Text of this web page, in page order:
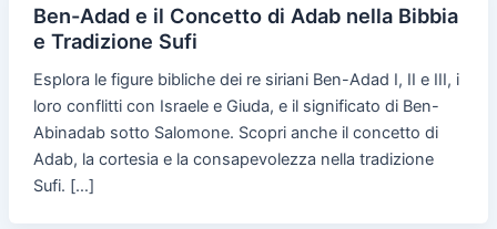
Ben-Adad e il Concetto di Adab nella Bibbia
e Tradizione Sufi
Esplora le figure bibliche dei re siriani Ben-Adad I, II e III, i
loro conflitti con Israele e Giuda, e il significato di Ben-
Abinadab sotto Salomone. Scopri anche il concetto di
Adab, la cortesia e la consapevolezza nella tradizione
Sufi. […]